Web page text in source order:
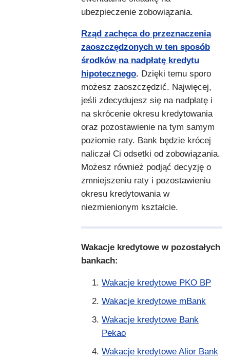
ubezpieczenie zobowiązania.
Rząd zachęca do przeznaczenia
zaoszczędzonych w ten sposób
środków na nadpłatę kredytu
hipotecznego. Dzięki temu sporo
możesz zaoszczędzić. Najwięcej,
jeśli zdecydujesz się na nadpłatę i
na skrócenie okresu kredytowania
oraz pozostawienie na tym samym
poziomie raty. Bank będzie krócej
naliczał Ci odsetki od zobowiązania.
Możesz również podjąć decyzję o
zmniejszeniu raty i pozostawieniu
okresu kredytowania w
niezmienionym kształcie.
Wakacje kredytowe w pozostałych
bankach:
Wakacje kredytowe PKO BP
Wakacje kredytowe mBank
Wakacje kredytowe Bank
Pekao
Wakacje kredytowe Alior Bank